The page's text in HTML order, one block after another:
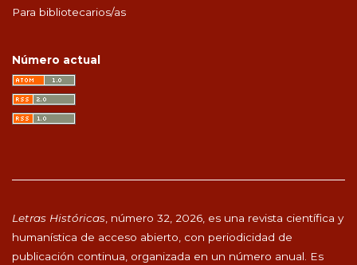
Para bibliotecarios/as
Número actual
Letras Históricas , número 32, 2026, es una revista científica y
humanística de acceso abierto, con periodicidad de
publicación continua, organizada en un número anual. Es